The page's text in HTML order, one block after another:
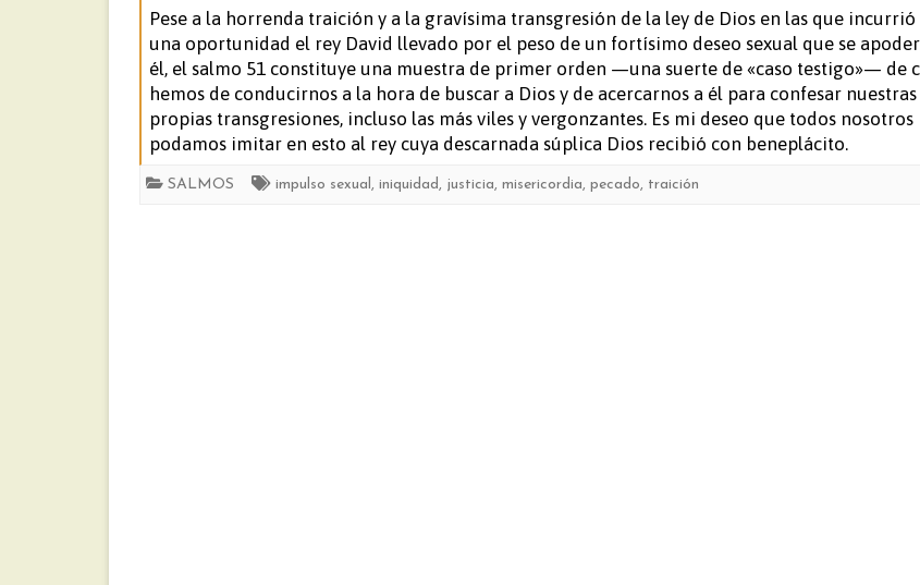
Salmo
51
Pese a la horrenda traición y a la gravísima transgresión de la ley de Dios en las que incurrió
una oportunidad el rey David llevado por el peso de un fortísimo deseo sexual que se
él, el salmo 51 constituye una muestra de primer orden —una suerte de «caso testigo»— de
hemos de conducirnos a la hora de buscar a Dios y de acercarnos a él para confesar nuestras
propias transgresiones, incluso las más viles y vergonzantes. Es mi deseo que todos nosotros
podamos imitar en esto al rey cuya descarnada súplica Dios recibió con beneplácito.
SALMOS impulso sexual, iniquidad, justicia, misericordia, pecado, traición